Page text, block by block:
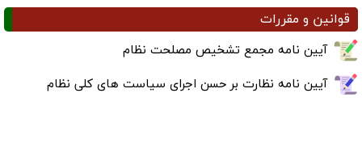
قوانین و مقررات
آیین نامه مجمع تشخیص مصلحت نظام
آیین نامه نظارت بر حسن اجرای سیاست های کلی نظام